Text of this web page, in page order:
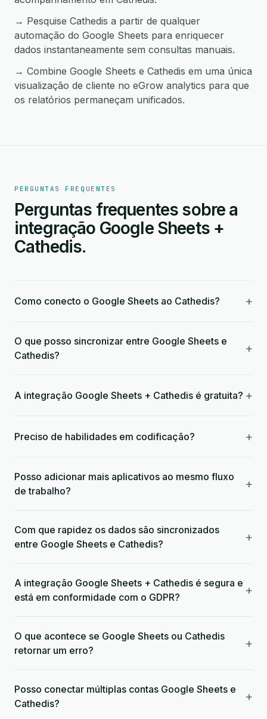
→ Pesquise Cathedis a partir de qualquer
automação do Google Sheets para enriquecer
dados instantaneamente sem consultas manuais.
→ Combine Google Sheets e Cathedis em uma única
visualização de cliente no eGrow analytics para que
os relatórios permaneçam unificados.
PERGUNTAS FREQUENTES
Perguntas frequentes sobre a
integração Google Sheets +
Cathedis.
Como conecto o Google Sheets ao Cathedis? +
O que posso sincronizar entre Google Sheets e
Cathedis?
+
A integração Google Sheets + Cathedis é gratuita? +
Preciso de habilidades em codificação? +
Posso adicionar mais aplicativos ao mesmo fluxo
de trabalho?
+
Com que rapidez os dados são sincronizados
entre Google Sheets e Cathedis?
+
A integração Google Sheets + Cathedis é segura e
está em conformidade com o GDPR?
+
O que acontece se Google Sheets ou Cathedis
retornar um erro?
+
Posso conectar múltiplas contas Google Sheets e
Cathedis?
+